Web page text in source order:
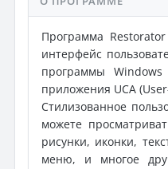
Программа
интерфейс
программы
приложения UCA
Стилизованное
можете
рисунки, иконки,
меню, и многое